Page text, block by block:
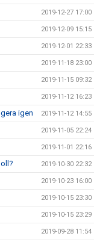
2019-12-27 17:00
2019-12-09 15:15
2019-12-01 22:33
2019-11-18 23:00
2019-11-15 09:32
2019-11-12 16:23
igen 2019-11-12 14:55
2019-11-05 22:24
2019-11-01 22:16
2019-10-30 22:32
2019-10-23 16:00
2019-10-15 23:30
2019-10-15 23:29
2019-09-28 11:54